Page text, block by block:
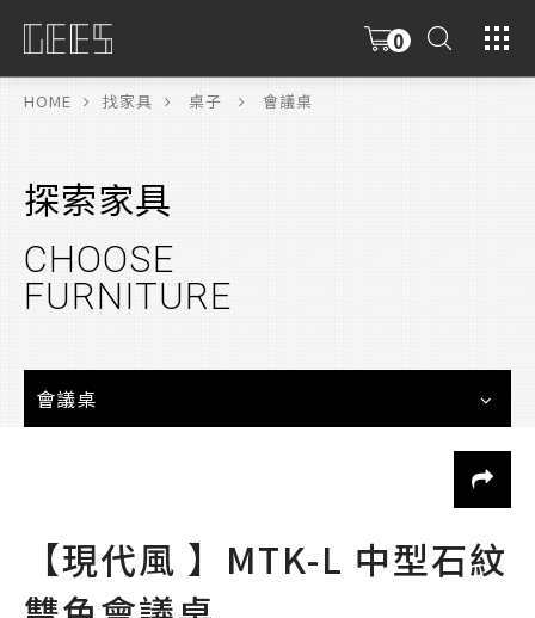
0
HOME 找家具 桌子 會議桌
探索家具
CHOOSE
FURNITURE
會議桌
【現代風 】MTK-L 中型石紋